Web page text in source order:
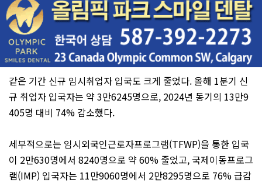
같은 기간 신규 임시취업자 입국도 크게 줄었다. 올해 1분기 신
규 취업자 입국자는 약 3만6245명으로, 2024년 동기의 13만9
405명 대비 74% 감소했다.
세부적으로는 임시외국인근로자프로그램(TFWP)을 통한 입국
이 2만630명에서 8240명으로 약 60% 줄었고, 국제이동프로그
램(IMP) 입국자는 11만9060명에서 2만8295명으로 76% 급감